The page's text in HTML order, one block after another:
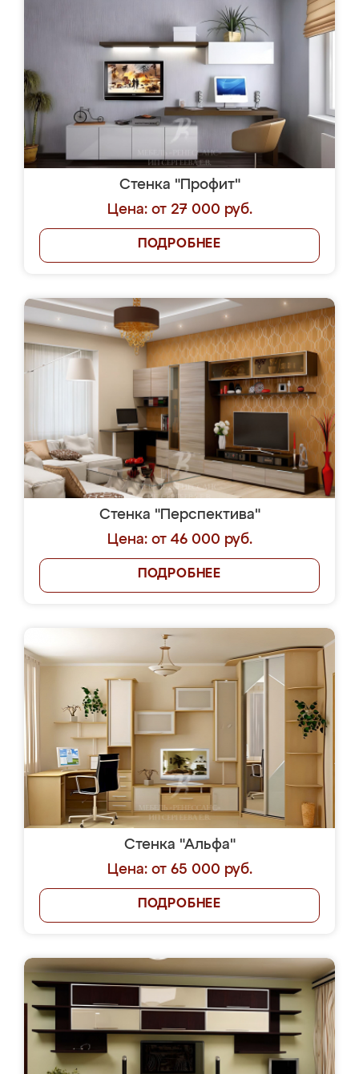
Стенка "Профит"
Цена: от 27 000 руб.
ПОДРОБНЕЕ
Стенка "Перспектива"
Цена: от 46 000 руб.
ПОДРОБНЕЕ
Стенка "Альфа"
Цена: от 65 000 руб.
ПОДРОБНЕЕ